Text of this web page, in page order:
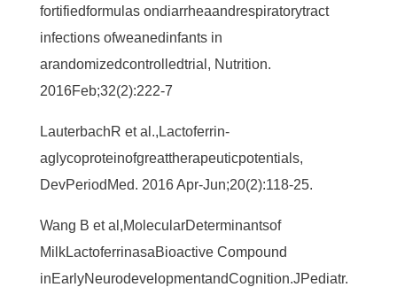
fortifiedformulas ondiarrheaandrespiratorytract
infections ofweanedinfants in
arandomizedcontrolledtrial, Nutrition.
2016Feb;32(2):222-7
LauterbachR et al., Lactoferrin-
aglycoproteinofgreattherapeuticpotentials,
DevPeriod Med. 2016 Apr-Jun;20(2):118-25.
Wang B et al,MolecularDeterminantsof
MilkLactoferrinasaBioactive Compound
inEarlyNeurodevelopmentandCognition.JPediatr.